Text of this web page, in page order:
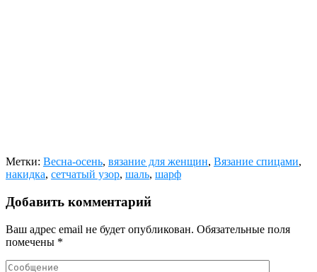
Метки: Весна-осень, вязание для женщин, Вязание спицами,
накидка, сетчатый узор, шаль, шарф
Добавить комментарий
Ваш адрес email не будет опубликован. Обязательные поля
помечены *